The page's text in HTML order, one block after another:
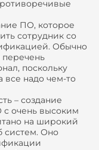
ПО, которое
сотрудник со
Обычно
поскольку
все надо чем-то
– создание
очень высоким
на широкий
систем. Оно